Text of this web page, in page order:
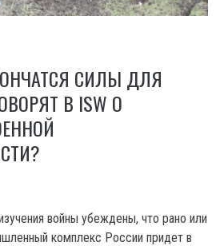
СИЛЫ ДЛЯ
В ISW О
войны убеждены, что рано или
комплекс России придет в